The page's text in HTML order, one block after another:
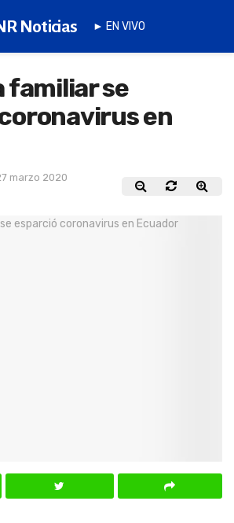
Noticias ► EN VIVO
familiar se
en
marzo 2020